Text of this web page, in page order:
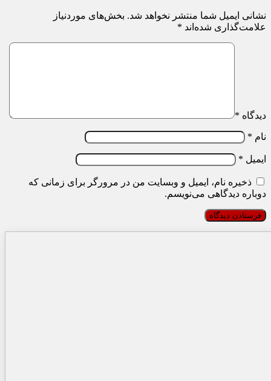
نشانی ایمیل شما منتشر نخواهد شد. بخش‌های موردنیاز
علامت‌گذاری شده‌اند *
دیدگاه *
نام *
ایمیل *
ذخیره نام، ایمیل و وبسایت من در مرورگر برای زمانی که
دوباره دیدگاهی می‌نویسم.